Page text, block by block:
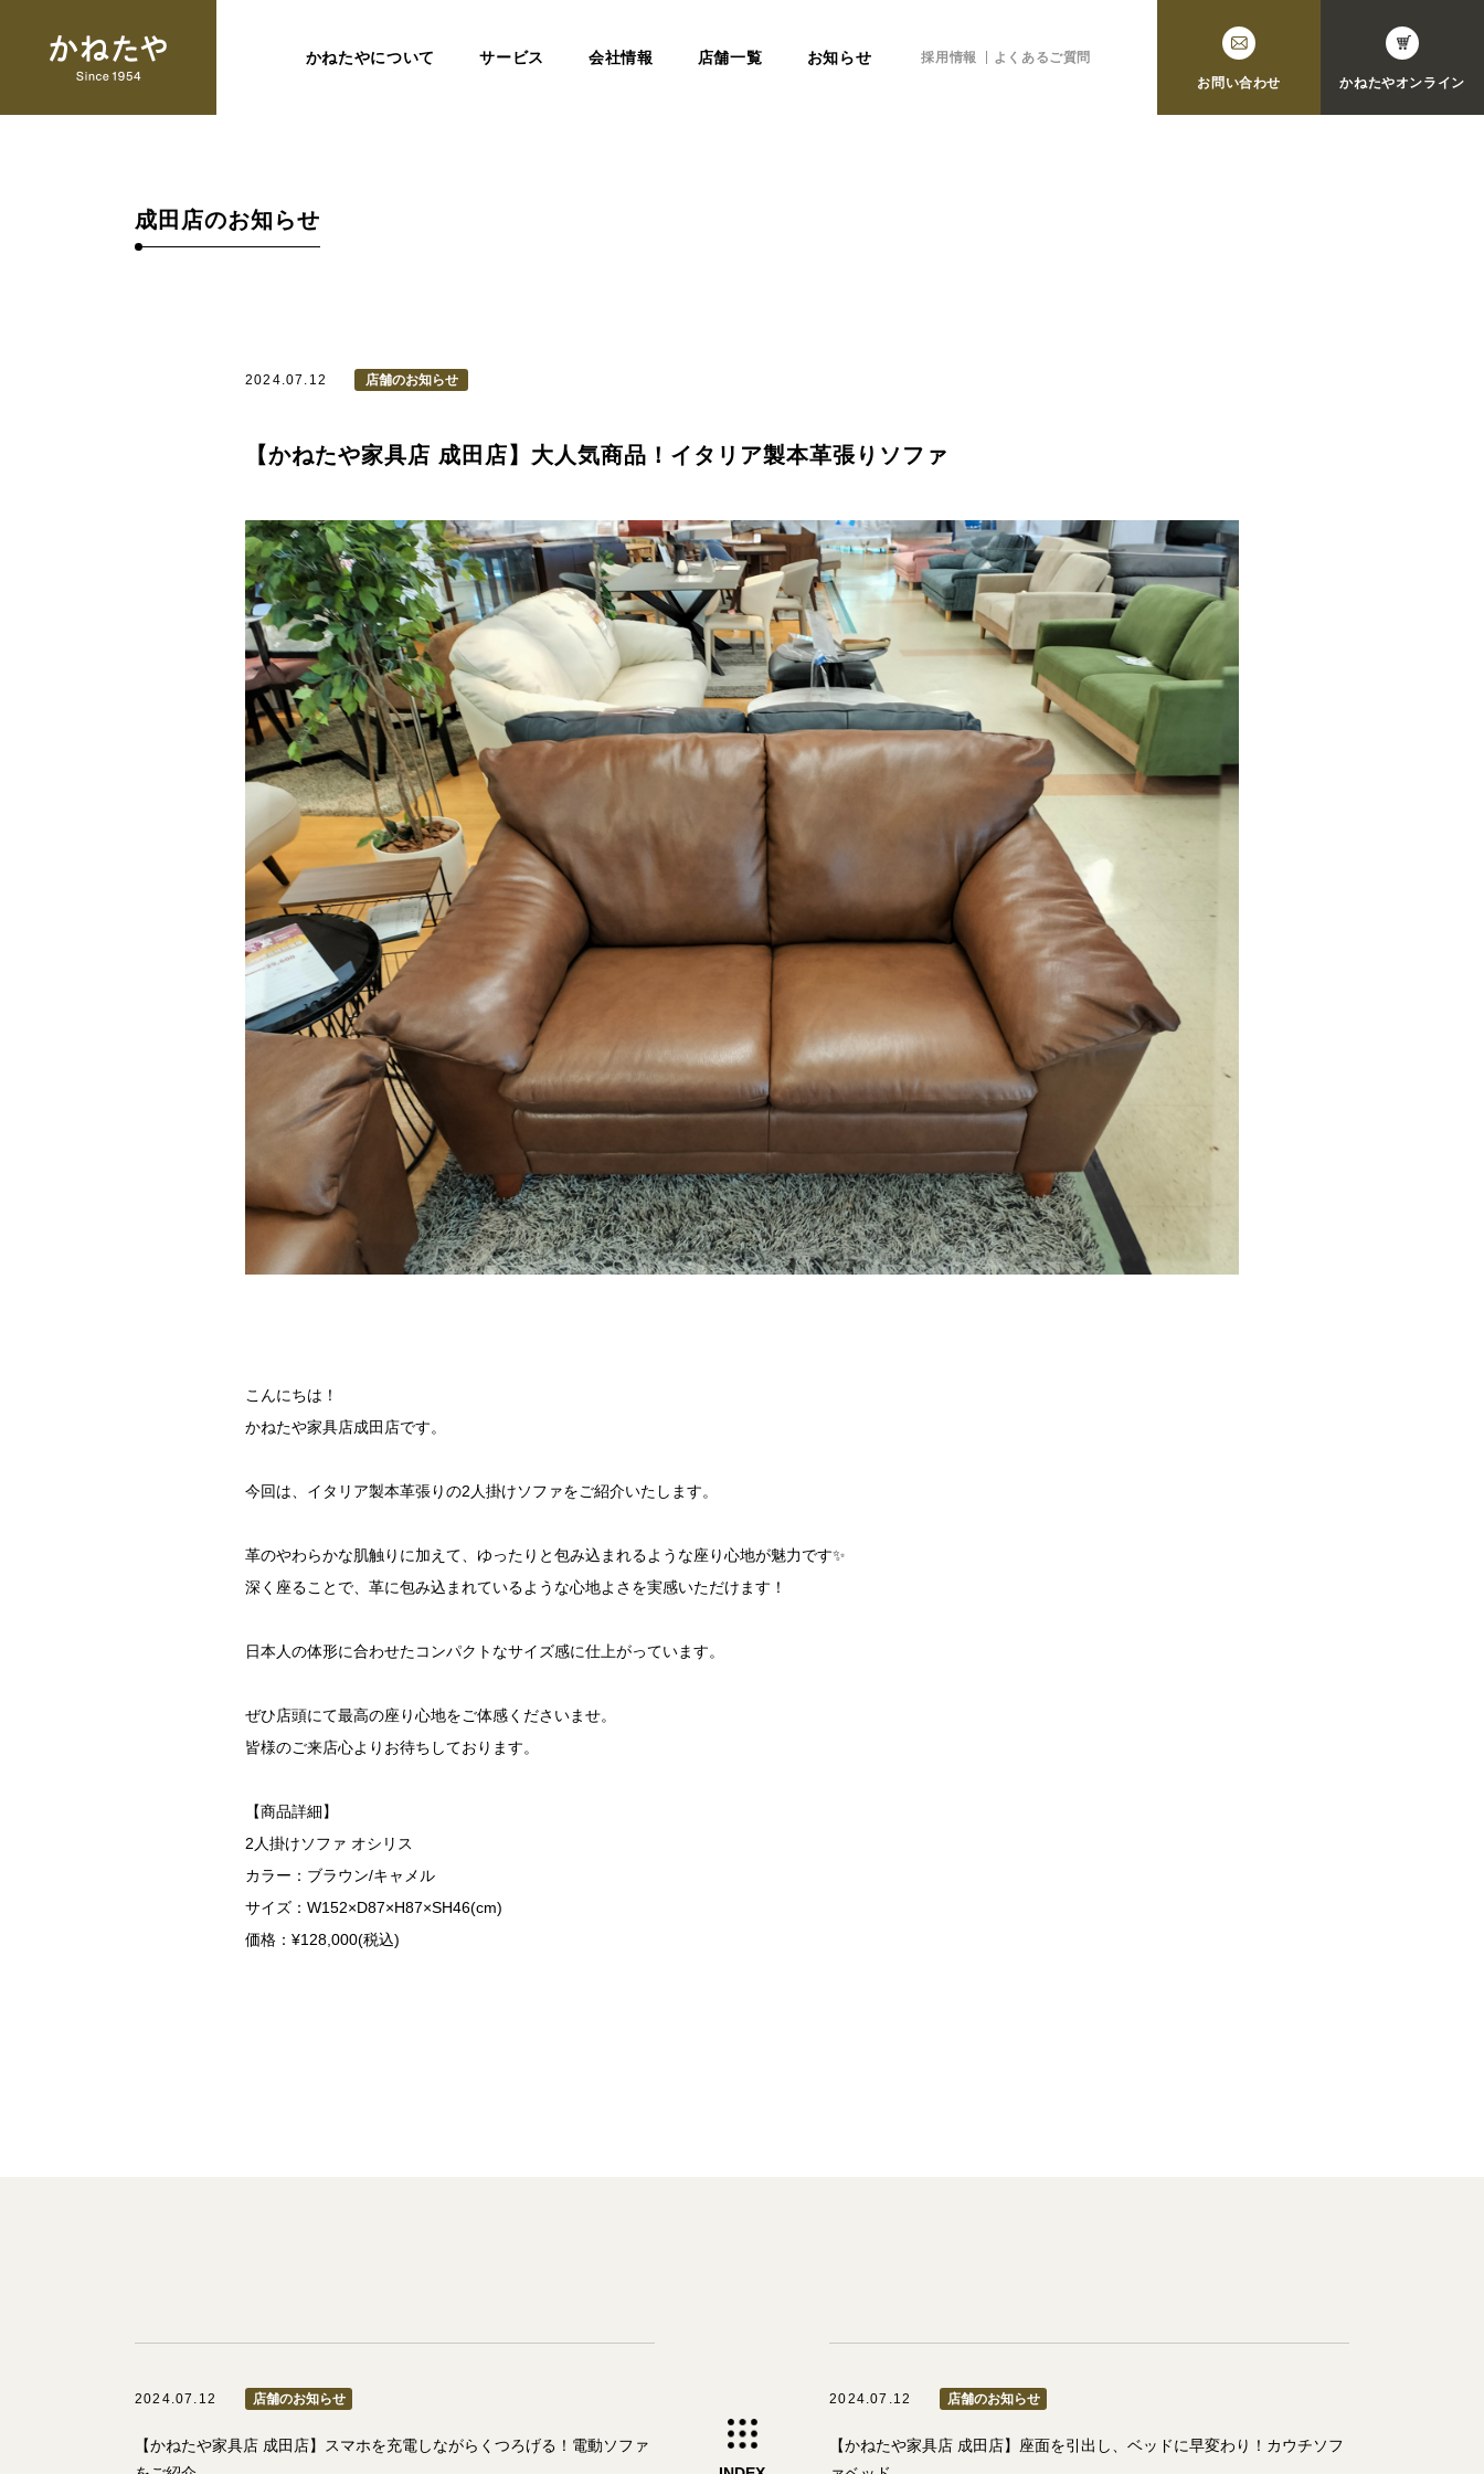
かねたやについて サービス 会社情報 店舗一覧 お知らせ 採用情報
よくあるご質問
お問い合わせ
かねたやオンライン
成田店のお知らせ
2024.07.12 店舗のお知らせ
【かねたや家具店 成田店】大人気商品！イタリア製本革張りソファ
こんにちは！
かねたや家具店成田店です。
今回は、イタリア製本革張りの2人掛けソファをご紹介いたします。
革のやわらかな肌触りに加えて、ゆったりと包み込まれるような座り心地が魅力です✨
深く座ることで、革に包み込まれているような心地よさを実感いただけます！
日本人の体形に合わせたコンパクトなサイズ感に仕上がっています。
ぜひ店頭にて最高の座り心地をご体感くださいませ。
皆様のご来店心よりお待ちしております。
【商品詳細】
2人掛けソファ オシリス
カラー：ブラウン/キャメル
サイズ：W152×D87×H87×SH46(cm)
価格：¥128,000(税込)
2024.07.12 店舗のお知らせ
【かねたや家具店 成田店】スマホを充電しながらくつろげる！電動ソファ
2024.07.12 店舗のお知らせ
【かねたや家具店 成田店】座面を引出し、ベッドに早変わり！カウチソフ